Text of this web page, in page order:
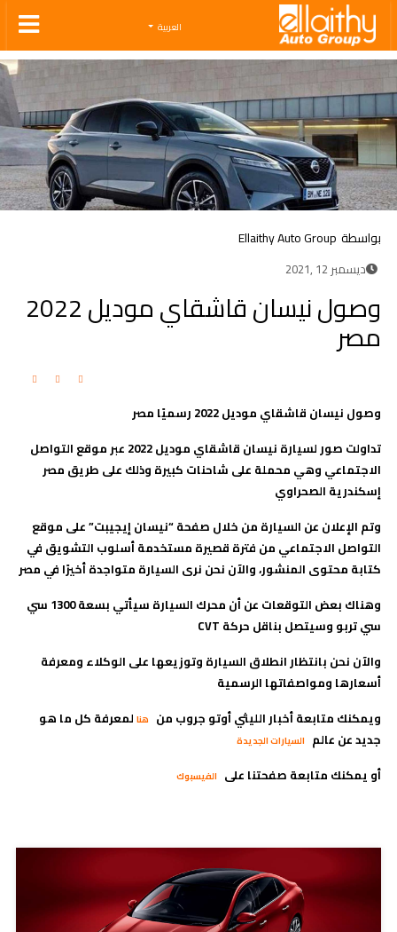
Ellaithy Auto Group
العربية
بواسطة Ellaithy Auto Group
ديسمبر 12 ,2021
وصول نيسان قاشقاي موديل 2022
مصر
وصول نيسان قاشقاي موديل 2022 رسميًا مصر
تداولت صور لسيارة نيسان قاشقاي موديل 2022 عبر موقع التواصل
الاجتماعي وهي محملة على شاحنات كبيرة وذلك على طريق مصر
إسكندرية الصحراوي
وتم الإعلان عن السيارة من خلال صفحة “نيسان إيجيبت” على موقع
التواصل الاجتماعي من فترة قصيرة مستخدمة أسلوب التشويق في
كتابة محتوى المنشور، والآن نحن نرى السيارة متواجدة أخيرًا في مصر
وهناك بعض التوقعات عن أن محرك السيارة سيأتي بسعة 1300 سي
سي تربو وسيتصل بناقل حركة CVT
والآن نحن بانتظار انطلاق السيارة وتوزيعها على الوكلاء ومعرفة
أسعارها ومواصفاتها الرسمية
ويمكنك متابعة أخبار الليثي أوتو جروب من هنا لمعرفة كل ما هو
جديد عن عالم السيارات الجديدة
أو يمكنك متابعة صفحتنا على الفيسبوك